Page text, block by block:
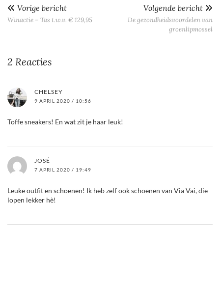
Vorige bericht
Winactie – Tas t.w.v. € 129,95
Volgende bericht
De gezondheidsvoordelen van
groenlipmossel
2 Reacties
CHELSEY
9 APRIL 2020 / 10:56
Toffe sneakers! En wat zit je haar leuk!
JOSÉ
7 APRIL 2020 / 19:49
Leuke outfit en schoenen! Ik heb zelf ook schoenen van Via Vai, die
lopen lekker hè!